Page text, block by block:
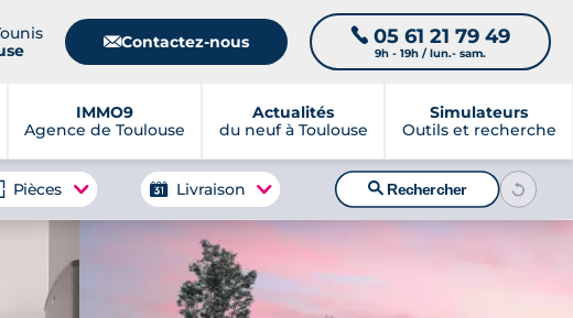
📧Contactez-nous 📞 05 61 21 79 49
9h - 19h / lun.- sam.
IMMO9
Agence de Toulouse
Actualités
du neuf à Toulouse
Simulateurs
Outils et recherche
Pièces Livraison 🔍Rechercher